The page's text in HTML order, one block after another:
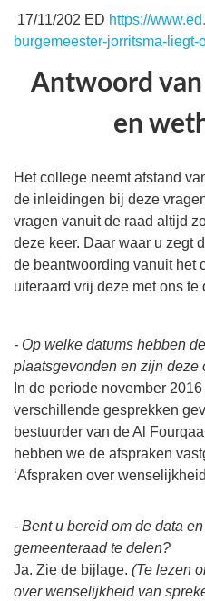
17/11/202 ED https://
burgemeester-jorritsma-
Antwoord
en
Het college neemt afstand
de inleidingen bij deze
vragen vanuit de raad altijd
deze keer. Daar waar u zegt
de beantwoording vanuit het
uiteraard vrij deze met ons te
- Op welke datums hebben
plaatsgevonden en zijn deze
In de periode november
verschillende gesprekken
bestuurder van de Al
hebben we de afspraken
‘Afspraken over
- Bent u bereid om de data
gemeenteraad te delen?
Ja. Zie de bijlage. (Te lezen
over wenselijkheid van